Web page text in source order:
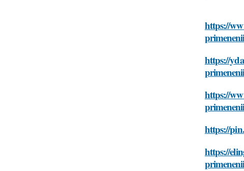
https://
https://
https://
https://
https://